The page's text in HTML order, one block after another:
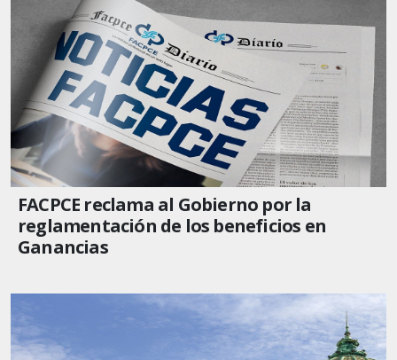
FACPCE reclama al Gobierno por la
reglamentación de los beneficios en
Ganancias